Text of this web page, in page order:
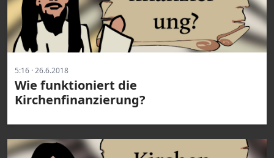
5:16 · 26.6.2018
Wie funktioniert die
Kirchenfinanzierung?